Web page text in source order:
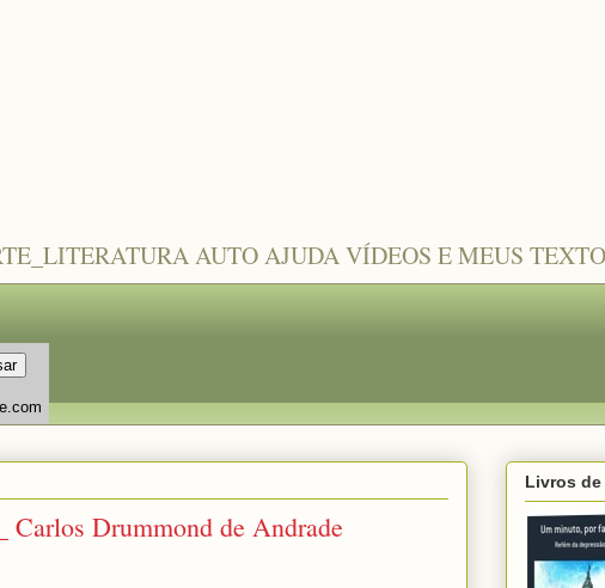
AUTO AJUDA VÍDEOS E MEUS
Carlos Drummond de Andrade
Livros de